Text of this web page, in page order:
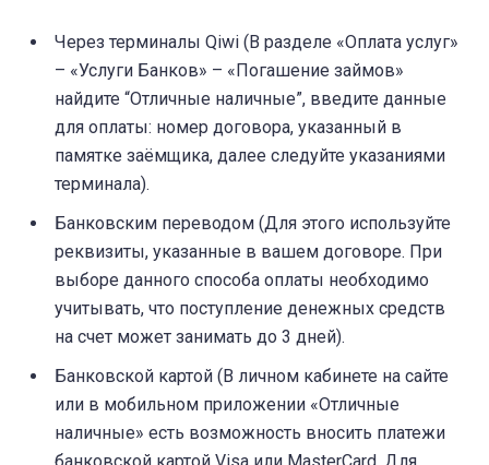
Через терминалы Qiwi (В разделе «Оплата услуг»
– «Услуги Банков» – «Погашение займов»
найдите “Отличные наличные”, введите данные
для оплаты: номер договора, указанный в
памятке заёмщика, далее следуйте указаниями
терминала).
Банковским переводом (Для этого используйте
реквизиты, указанные в вашем договоре. При
выборе данного способа оплаты необходимо
учитывать, что поступление денежных средств
на счет может занимать до 3 дней).
Банковской картой (В личном кабинете на сайте
или в мобильном приложении «Отличные
наличные» есть возможность вносить платежи